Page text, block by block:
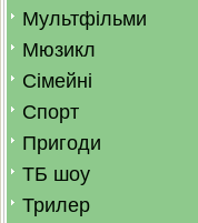
Мультфільми
Мюзикл
Сімейні
Спорт
Пригоди
ТБ шоу
Трилер